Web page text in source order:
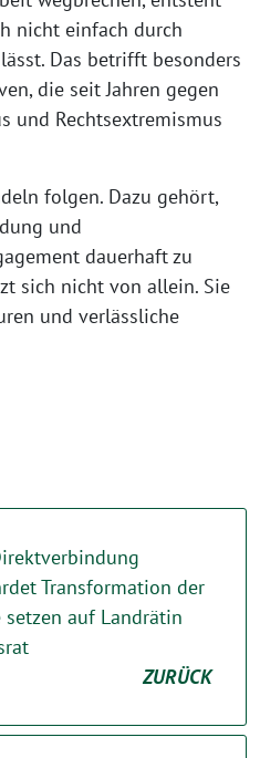
nicht einfach durch
Das betrifft besonders
die seit Jahren gegen
und Rechtsextremismus
folgen. Dazu gehört,
und
dauerhaft zu
sich nicht von allein. Sie
und verlässliche
Transformation der
auf Landrätin
ZURÜCK